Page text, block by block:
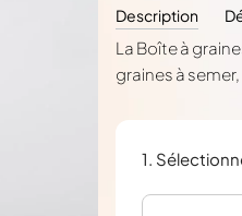
Description
La Boîte à
graines à
1.